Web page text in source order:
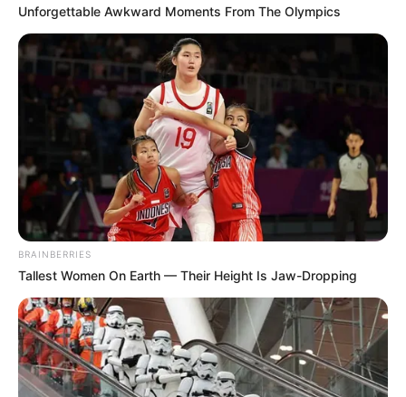
Unforgettable Awkward Moments From The Olympics
BRAINBERRIES
Tallest Women On Earth — Their Height Is Jaw-Dropping